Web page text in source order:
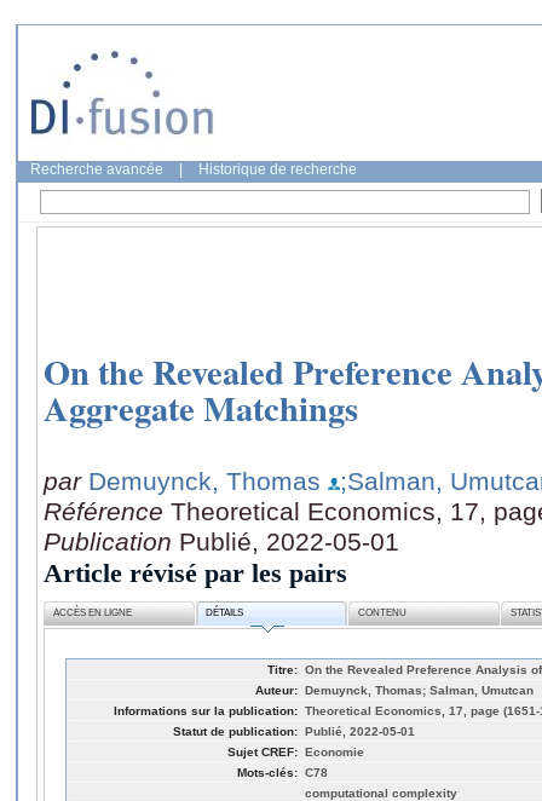
Recherche avancée Historique de recherche
On the Revealed Preference
Aggregate Matchings
par Demuynck, Thomas
;Salman,
Référence Theoretical Economics, 17,
Publication Publié, 2022-05-01
Article révisé par les pairs
ACCÈS EN LIGNE DÉTAILS CONTENU
Titre: On the Revealed Preference Analysis
Auteur: Demuynck, Thomas; Salman, Umutcan
Informations sur la publication: Theoretical Economics, 17, page (1651-
Statut de publication: Publié, 2022-05-01
Sujet CREF: Economie
Mots-clés: C78
computational complexity